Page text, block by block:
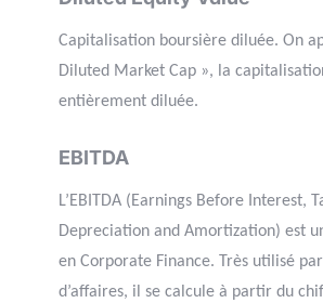
Capitalisation boursière diluée. On
Diluted Market Cap », la
entièrement diluée.
EBITDA
L’EBITDA (Earnings Before Interest,
Depreciation and Amortization) est
en Corporate Finance. Très utilisé
d’affaires, il se calcule à partir du